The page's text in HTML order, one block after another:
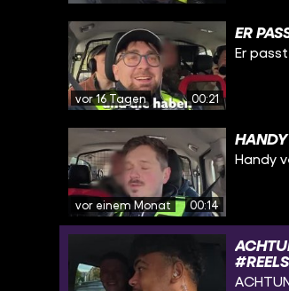
vor 16 Tagen 00:21
ER
Er
vor einem Monat 00:14
Handy